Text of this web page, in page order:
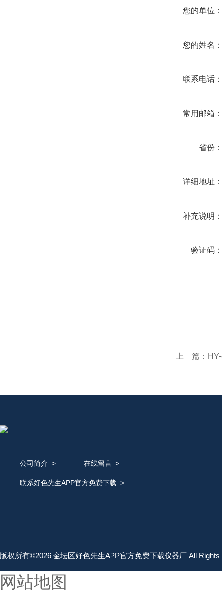
您的单位
您的姓名
联系电话
常用邮箱
省份
详细地址
补充说明
验证码
上一篇：
公司简介 > 在线留言>
联系好色先生APP官方免费下载 >
版权所有©2026 金坛区好色先生APP官方免费下载仪器厂 All
网站地图